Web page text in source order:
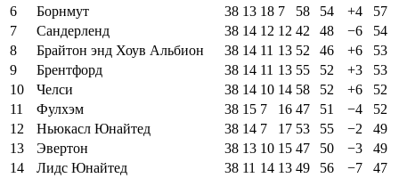
6
Борнмут 38 13 18 7 58 54 +4
57
7
Сандерленд 38 14 12 12 42 48 −6
54
8
Брайтон энд Хоув Альбион 38 14 11 13 52 46 +6
53
9
Брентфорд 38 14 11 13 55 52 +3
53
10
Челси 38 14 10 14 58 52 +6
52
11
Фулхэм 38 15 7 16 47 51 −4
52
12
Ньюкасл Юнайтед 38 14 7 17 53 55 −2
49
13
Эвертон 38 13 10 15 47 50 −3
49
14
Лидс Юнайтед 38 11 14 13 49 56 −7
47